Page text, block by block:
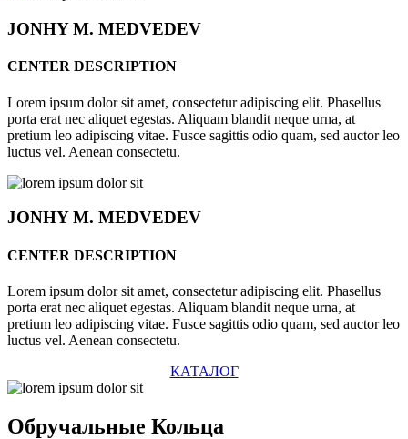
JONHYM. MEDVEDEV
CENTER DESCRIPTION
Lorem ipsum dolor sit amet, consectetur adipiscing elit. Phasellus
porta erat nec aliquet egestas. Aliquam blandit neque urna, at
pretium leo adipiscing vitae. Fusce sagittis odio quam, sed auctor leo
luctus vel. Aenean consectetu.
JONHYM. MEDVEDEV
CENTER DESCRIPTION
Lorem ipsum dolor sit amet, consectetur adipiscing elit. Phasellus
porta erat nec aliquet egestas. Aliquam blandit neque urna, at
pretium leo adipiscing vitae. Fusce sagittis odio quam, sed auctor leo
luctus vel. Aenean consectetu.
КАТАЛОГ
Обручальные Кольца